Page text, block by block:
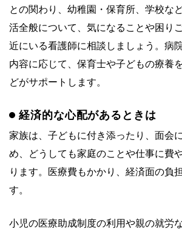
との関わり、幼稚園・保育所、学校な
活全般について、気になることや困り
近にいる看護師に相談しましょう。病
内容に応じて、保育士や子どもの療養
どがサポートします。
経済的な心配があるときは
家族は、子どもに付き添ったり、面会
め、どうしても家庭のことや仕事に費
ります。医療費もかかり、経済面の負
す。
小児の医療助成制度の利用や親の就労